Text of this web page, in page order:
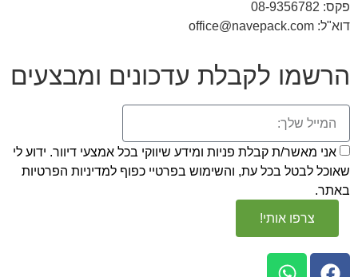
לקבלת עדכונים ומבצעים
ת קבלת פניות ומידע שיווקי בכל אמצעי דיוור. ידוע לי
בכל עת, והשימוש בפרטיי כפוףלמדיניות הפרטיות
אותי!